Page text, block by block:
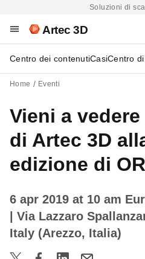
Soluzioni di
Artec 3D
Centro dei contenutiCasiCentro
Home Eventi
Vieni a
di Artec 3D
edizione di
6 apr 2019 at 10 am
| Via Lazzaro
Italy (Arezzo, Italia)